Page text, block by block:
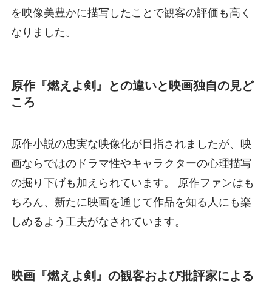
を映像美豊かに描写したことで観客の評価も高く
なりました。
原作『燃えよ剣』との違いと映画独自の見ど
ころ
原作小説の忠実な映像化が目指されましたが、映
画ならではのドラマ性やキャラクターの心理描写
の掘り下げも加えられています。 原作ファンはも
ちろん、新たに映画を通じて作品を知る人にも楽
しめるよう工夫がなされています。
映画『燃えよ剣』の観客および批評家による